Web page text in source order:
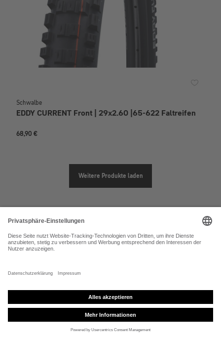
Schwalbe
EDDY CURRENT Front | 29x2.60 |65-622 Faltreifen
68,90 €
Weitere Produkte laden